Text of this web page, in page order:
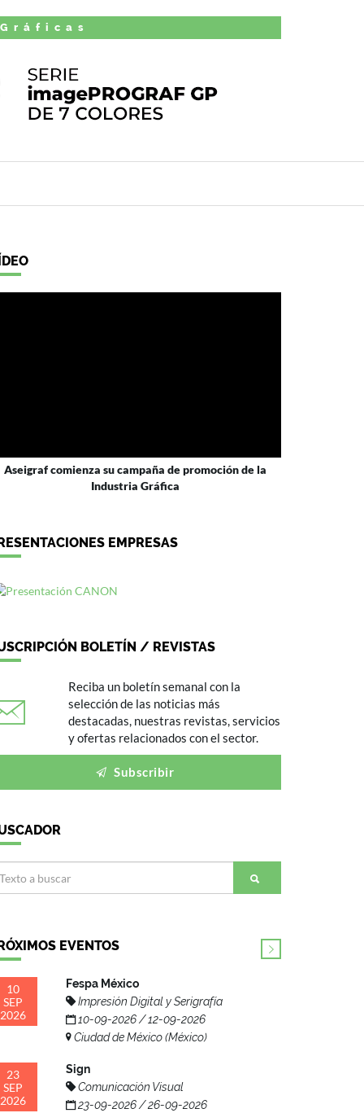
Aseigraf comienza su campaña de promoción de la
Industria Gráfica
EMPRESAS
BOLETÍN / REVISTAS
Reciba un boletín semanal con la
selección de las noticias más
destacadas, nuestras revistas, servicios
y ofertas relacionados con el sector.
Subscribir
EVENTOS
10
SEP
2026
Fespa México
Impresión Digital y Serigrafía
10-09-2026 / 12-09-2026
Ciudad de México (México)
23
SEP
2026
Sign
Comunicación Visual
23-09-2026 / 26-09-2026